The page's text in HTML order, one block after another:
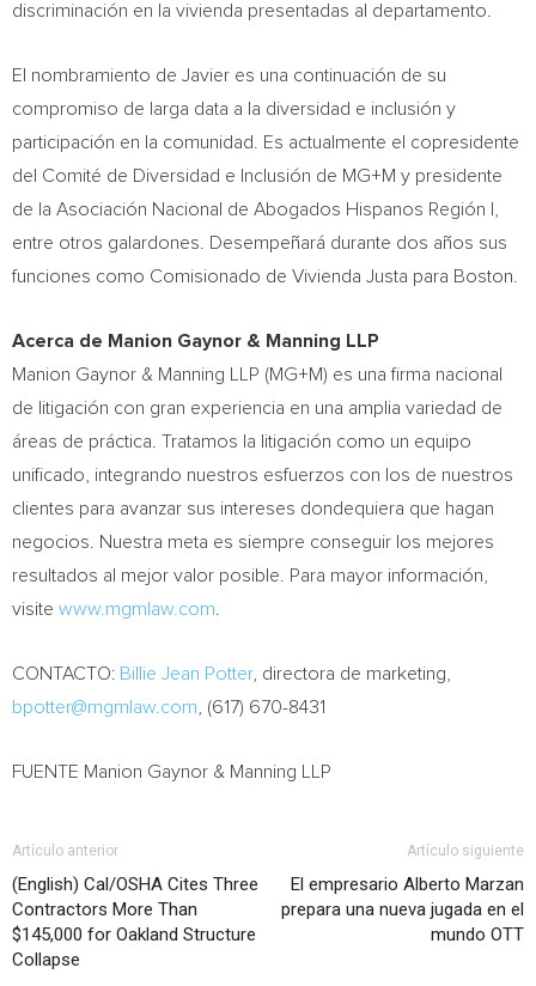
discriminación en la vivienda presentadas al departamento.
El nombramiento de Javier es una continuación de su
compromiso de larga data a la diversidad e inclusión y
participación en la comunidad. Es actualmente el copresidente
del Comité de Diversidad e Inclusión de MG+M y presidente
de la Asociación Nacional de Abogados Hispanos Región I,
entre otros galardones. Desempeñará durante dos años sus
funciones como Comisionado de Vivienda Justa para Boston
Acerca de Manion Gaynor & Manning LLP
Manion Gaynor & Manning LLP (MG+M) es una firma nacional
de litigación con gran experiencia en una amplia variedad de
áreas de práctica. Tratamos la litigación como un equipo
unificado, integrando nuestros esfuerzos con los de nuestros
clientes para avanzar sus intereses dondequiera que hagan
negocios. Nuestra meta es siempre conseguir los mejores
resultados al mejor valor posible. Para mayor información,
visite www.mgmlaw.com
CONTACTO: Billie Jean Potter, directora de marketing,
bpotter@mgmlaw.com , (617) 670-8431
FUENTE Manion Gaynor & Manning LLP
Artículo anterior
(English) Cal/OSHA Cites Three
Contractors More Than
$145,000 for Oakland Structure
Collapse
Artículo siguiente
El empresario Alberto Marzan
prepara una nueva jugada en el
mundo OTT